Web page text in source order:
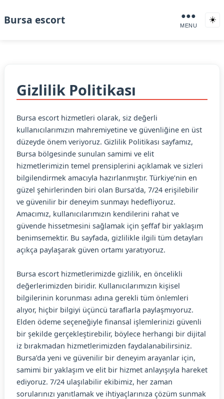
Bursa escort ●●●
MENU
☀️
Gizlilik Politikası
Bursa escort hizmetleri olarak, siz değerli
kullanıcılarımızın mahremiyetine ve güvenliğine en üst
düzeyde önem veriyoruz. Gizlilik Politikası sayfamız,
Bursa bölgesinde sunulan samimi ve elit
hizmetlerimizin temel prensiplerini açıklamak ve sizleri
bilgilendirmek amacıyla hazırlanmıştır. Türkiye’nin en
güzel şehirlerinden biri olan Bursa’da, 7/24 erişilebilir
ve güvenilir bir deneyim sunmayı hedefliyoruz.
Amacımız, kullanıcılarımızın kendilerini rahat ve
güvende hissetmesini sağlamak için şeffaf bir yaklaşım
benimsemektir. Bu sayfada, gizlilikle ilgili tüm detayları
açıkça paylaşarak güven ortamı yaratıyoruz.
Bursa escort hizmetlerimizde gizlilik, en öncelikli
değerlerimizden biridir. Kullanıcılarımızın kişisel
bilgilerinin korunması adına gerekli tüm önlemleri
alıyor, hiçbir bilgiyi üçüncü taraflarla paylaşmıyoruz.
Elden ödeme seçeneğiyle finansal işlemlerinizi güvenli
bir şekilde gerçekleştirebilir, böylece herhangi bir dijital
iz bırakmadan hizmetlerimizden faydalanabilirsiniz.
Bursa’da yeni ve güvenilir bir deneyim arayanlar için,
samimi bir yaklaşım ve elit bir hizmet anlayışıyla hareket
ediyoruz. 7/24 ulaşılabilir ekibimiz, her zaman
sorularınızı yanıtlamak ve ihtiyaçlarınıza çözüm sunmak